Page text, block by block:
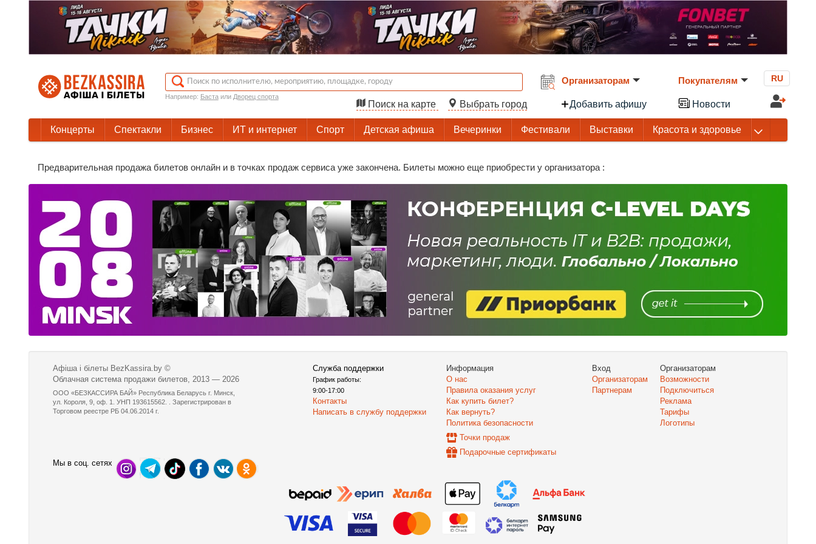
Например: Бастаили Дворец спорта
Поиск на карте Выбрать город
Организаторам
Добавить афишу
Покупателям
Новости
RU
Концерты Спектакли Бизнес ИТ и интернет Спорт Детская афиша Вечеринки Фестивали Выставки Красота и здоровье
Предварительная продажа билетов онлайн и в точках продаж сервиса уже закончена. Билеты можно еще приобрести у организатора :
Афіша і білеты BezKassira.by ©
Облачная система продажи билетов, 2013 — 2026
ООО «БЕЗКАССИРА БАЙ» Республика Беларусь г. Минск,
ул. Короля, 9, оф. 1. УНП 193615562. . Зарегистрирован в
Торговом реестре РБ 04.06.2014 г.
Служба поддержки
График работы:
9:00-17:00
Контакты
Написать в службу поддержки
Информация
О нас
Правила оказания услуг
Как купить билет?
Как вернуть?
Политика безопасности
Точки продаж
Подарочные сертификаты
Вход
Организаторам
Партнерам
Организаторам
Возможности
Подключиться
Реклама
Тарифы
Логотипы
Мы в соц. сетях